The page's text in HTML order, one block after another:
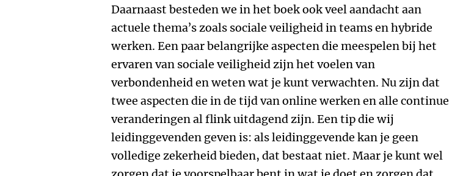
Daarnaast besteden we in het boek ook veel aandacht aan
actuele thema’s zoals sociale veiligheid in teams en hybride
werken. Een paar belangrijke aspecten die meespelen bij het
ervaren van sociale veiligheid zijn het voelen van
verbondenheid en weten wat je kunt verwachten. Nu zijn dat
twee aspecten die in de tijd van online werken en alle continue
veranderingen al flink uitdagend zijn. Een tip die wij
leidinggevenden geven is: als leidinggevende kan je geen
volledige zekerheid bieden, dat bestaat niet. Maar je kunt wel